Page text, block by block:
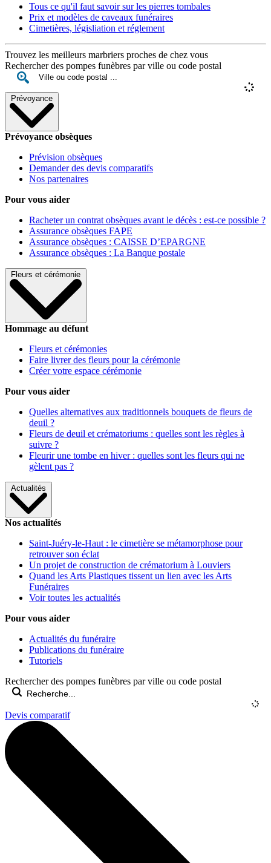
Tous ce qu'il faut savoir sur les pierres tombales
Prix et modèles de caveaux funéraires
Cimetières, législiation et réglement
Trouvez les meilleurs marbriers proches de chez vous
Rechercher des pompes funèbres par ville ou code postal
Prévoyance
Prévoyance obsèques
Prévision obsèques
Demander des devis comparatifs
Nos partenaires
Pour vous aider
Racheter un contrat obsèques avant le décès : est-ce possible ?
Assurance obsèques FAPE
Assurance obsèques : CAISSE D’EPARGNE
Assurance obsèques : La Banque postale
Fleurs et cérémonie
Hommage au défunt
Fleurs et cérémonies
Faire livrer des fleurs pour la cérémonie
Créer votre espace cérémonie
Pour vous aider
Quelles alternatives aux traditionnels bouquets de fleurs de
deuil ?
Fleurs de deuil et crématoriums : quelles sont les règles à
suivre ?
Fleurir une tombe en hiver : quelles sont les fleurs qui ne
gèlent pas ?
Actualités
Nos actualités
Saint-Juéry-le-Haut : le cimetière se métamorphose pour
retrouver son éclat
Un projet de construction de crématorium à Louviers
Quand les Arts Plastiques tissent un lien avec les Arts
Funéraires
Voir toutes les actualités
Pour vous aider
Actualités du funéraire
Publications du funéraire
Tutoriels
Rechercher des pompes funèbres par ville ou code postal
Devis comparatif